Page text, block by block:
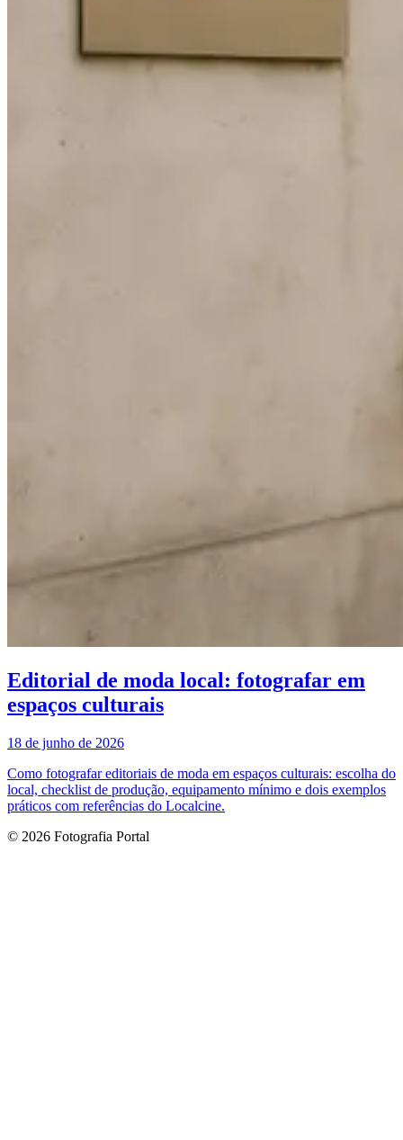
Editorial de moda local: fotografar em
espaços culturais
18 de junho de 2026
Como fotografar editoriais de moda em espaços culturais: escolha do
local, checklist de produção, equipamento mínimo e dois exemplos
práticos com referências do Localcine.
© 2026 Fotografia Portal